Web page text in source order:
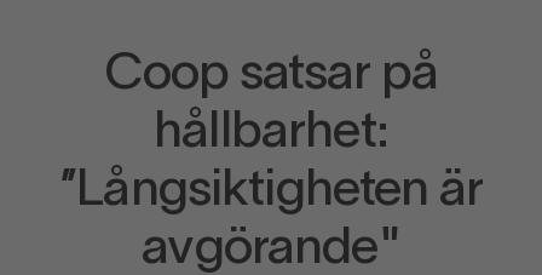
Coop satsar på
hållbarhet:
’’Långsiktigheten är
avgörande"